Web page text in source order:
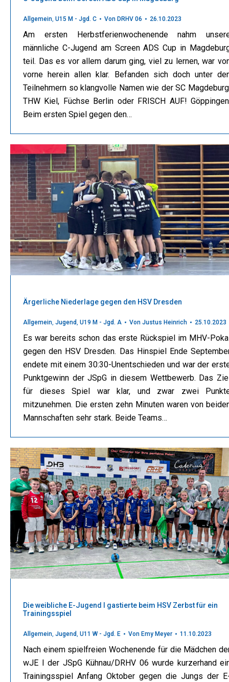
Allgemein, U15 M - Jgd. C Von DRHV 06 26.10.2023
Am ersten Herbstferienwochenende nahm
männliche C-Jugend am Screen ADS Cup in
teil. Das es vor allem darum ging, viel zu lernen, war
vorne herein allen klar. Befanden sich doch unter
Teilnehmern so klangvolle Namen wie der SC
THW Kiel, Füchse Berlin oder FRISCH AUF!
Beim ersten Spiel gegen den…
Ärgerliche Niederlage gegen den HSV Dresden
Allgemein, Jugend, U19 M - Jgd. A Von Justus Heinrich 25.10.2023
Es war bereits schon das erste Rückspiel im MHV-
gegen den HSV Dresden. Das Hinspiel Ende
endete mit einem 30:30-Unentschieden und war der
Punktgewinn der JSpG in diesem Wettbewerb. Das
für dieses Spiel war klar, und zwar zwei
mitzunehmen. Die ersten zehn Minuten waren von
Mannschaften sehr stark. Beide Teams…
Die weibliche E-Jugend I gastierte beim HSV Zerbst für ein
Trainingsspiel
Allgemein, Jugend, U11 W - Jgd. E Von Emy Meyer 11.10.2023
Nach einem spielfreien Wochenende für die Mädchen
wJE I der JSpG Kühnau/DRHV 06 wurde kurzerhand
Trainingsspiel Anfang Oktober gegen die Jungs der